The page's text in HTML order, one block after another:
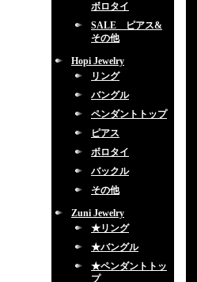
ボロタイ
SALE ピアス&
その他
Hopi Jewelry
リング
バングル
ペンダントトップ
ピアス
ボロタイ
バックル
その他
Zuni Jewelry
★リング
★バングル
★ペンダントトッ
プ